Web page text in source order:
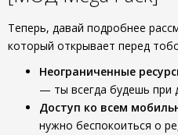
Теперь, давай подробнее
который открывает перед
Неограниченные
— ты всегда будешь при
Доступ ко всем
нужно беспокоиться о